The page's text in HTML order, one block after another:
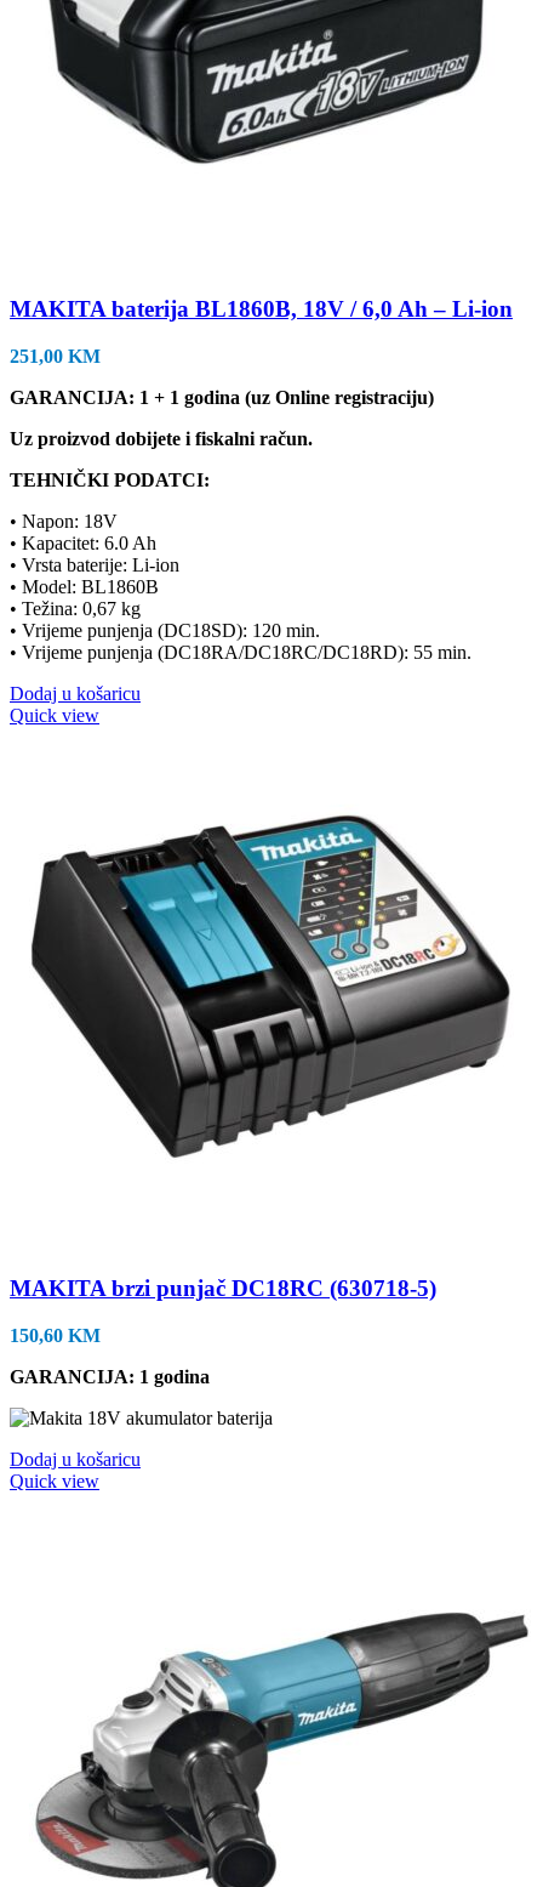
MAKITA baterija BL1860B, 18V / 6,0 Ah – Li-ion
251,00 KM
GARANCIJA: 1 + 1 godina (uz Online registraciju)
Uz proizvod dobijete i fiskalni račun.
TEHNIČKI PODATCI:
• Napon: 18V
• Kapacitet: 6.0 Ah
• Vrsta baterije: Li-ion
• Model: BL1860B
• Težina: 0,67 kg
• Vrijeme punjenja (DC18SD): 120 min.
• Vrijeme punjenja (DC18RA/DC18RC/DC18RD): 55 min.
Dodaj u košaricu
Quick view
MAKITA brzi punjač DC18RC (630718-5)
150,60 KM
GARANCIJA: 1 godina
Dodaj u košaricu
Quick view